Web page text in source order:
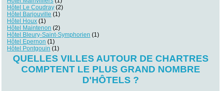
Hôtel Le Coudray (2)
Hôtel Barjouville (1)
Hôtel Houx (1)
Hôtel Maintenon (2)
Hôtel Bleury-Saint-Symphorien (1)
Hôtel Epernon (1)
Hôtel Pontgouin (1)
QUELLES VILLES AUTOUR DE CHARTRES
COMPTENT LE PLUS GRAND NOMBRE
D'HÔTELS ?